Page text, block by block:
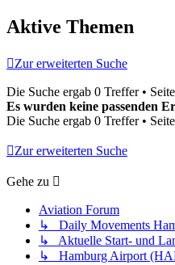
Aktive Themen
Zur erweiterten Suche
Die Suche ergab 0 Treffer • Seite
Es wurden keine passenden
Die Suche ergab 0 Treffer • Seite
Zur erweiterten Suche
Gehe zu
Aviation Forum
↳ Daily Movements
↳ Aktuelle Start- und
↳ Hamburg Airport